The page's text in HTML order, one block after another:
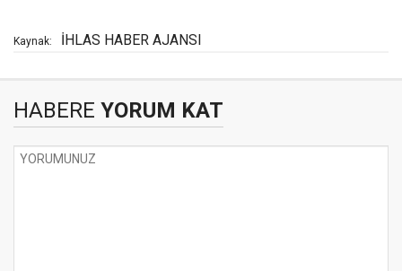
Kaynak: İHLAS HABER AJANSI
HABERE YORUM KAT